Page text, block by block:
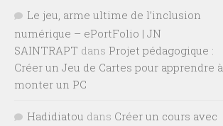
Le jeu, arme ultime de l’inclusion
numérique – ePortFolio | JN
SAINTRAPT dans Projet pédagogique :
Créer un Jeu de Cartes pour apprendre à
monter un PC
Hadidiatou dans Créer un cours avec